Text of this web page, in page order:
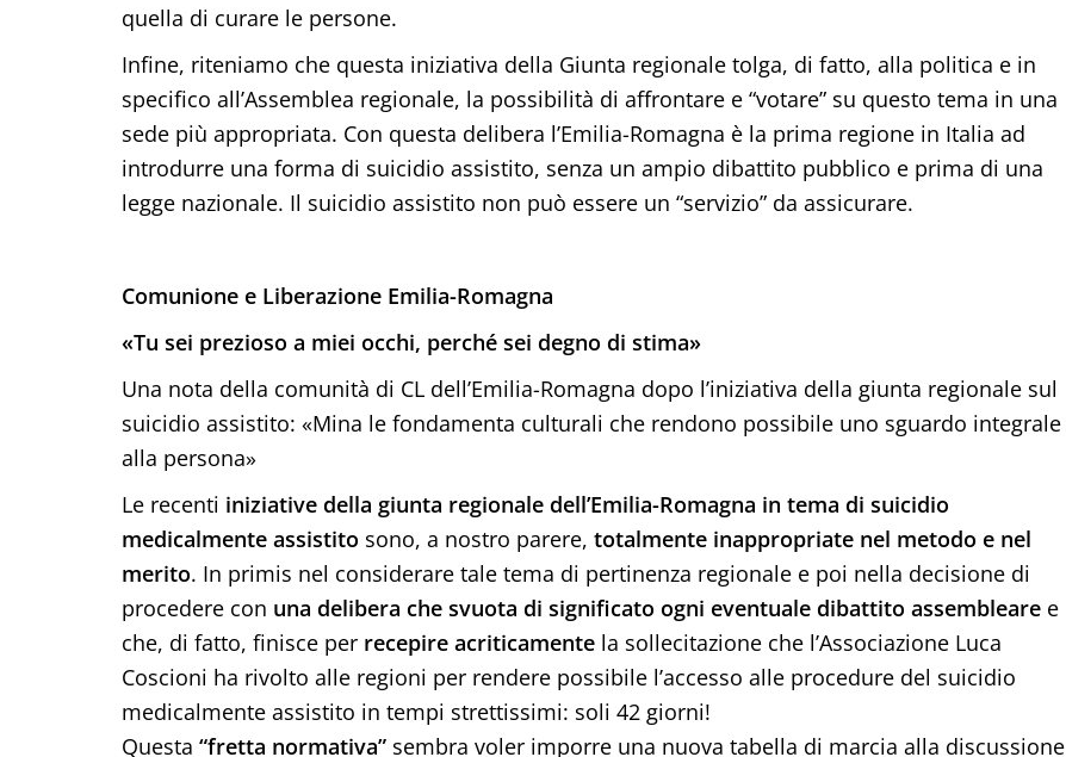
quella di curare le persone.
Infine, riteniamo che questa iniziativa della Giunta regionale tolga, di fatto, alla politica e in
specifico all’Assemblea regionale, la possibilità di affrontare e “votare” su questo tema in una
sede più appropriata. Con questa delibera l’Emilia-Romagna è la prima regione in Italia ad
introdurre una forma di suicidio assistito, senza un ampio dibattito pubblico e prima di una
legge nazionale. Il suicidio assistito non può essere un “servizio” da assicurare.
Comunione e Liberazione Emilia-Romagna
«Tu sei prezioso a miei occhi, perché sei degno di stima»
Una nota della comunità di CL dell’Emilia-Romagna dopo l’iniziativa della giunta regionale sul
suicidio assistito: «Mina le fondamenta culturali che rendono possibile uno sguardo integrale
alla persona»
Le recenti iniziative della giunta regionale dell’Emilia-Romagna in tema di suicidio
medicalmente assistito sono, a nostro parere, totalmente inappropriate nel metodo e nel
merito. In primis nel considerare tale tema di pertinenza regionale e poi nella decisione di
procedere con una delibera che svuota di significato ogni eventuale dibattito assembleare e
che, di fatto, finisce per recepire acriticamente la sollecitazione che l’Associazione Luca
Coscioni ha rivolto alle regioni per rendere possibile l’accesso alle procedure del suicidio
medicalmente assistito in tempi strettissimi: soli 42 giorni!
Questa “fretta normativa” sembra voler imporre una nuova tabella di marcia alla discussione